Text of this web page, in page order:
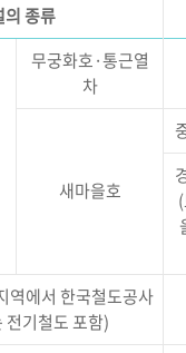
의 종류
무궁화호·통근열
차
새마을호
역에서 한국철도공사
전기철도 포함)